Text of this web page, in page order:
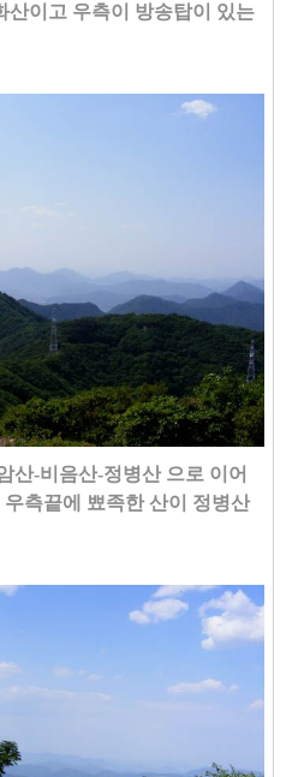
이고 우측이 방송탑이 있는
산-비음산-정병산 으로 이어
측끝에 뾰족한 산이 정병산